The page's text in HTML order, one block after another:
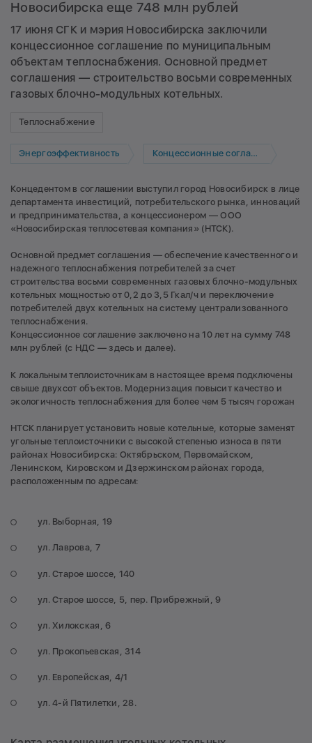
Новосибирска еще 748 млн рублей
17 июня СГК и мэрия Новосибирска заключили
концессионное соглашение по муниципальным
объектам теплоснабжения. Основной предмет
соглашения — строительство восьми современных
газовых блочно-модульных котельных.
Теплоснабжение
Энергоэффективность Концессионные соглашения
Концедентом в соглашении выступил город Новосибирск в лице
департамента инвестиций, потребительского рынка, инноваций
и предпринимательства, а концессионером — ООО
«Новосибирская теплосетевая компания» (НТСК).
Основной предмет соглашения — обеспечение качественного и
надежного теплоснабжения потребителей за счет
строительства восьми современных газовых блочно-модульных
котельных мощностью от 0,2 до 3,5 Гкал/ч и переключение
потребителей двух котельных на систему централизованного
теплоснабжения.
Концессионное соглашение заключено на 10 лет на сумму 748
млн рублей (с НДС — здесь и далее).
К локальным теплоисточникам в настоящее время подключены
свыше двухсот объектов. Модернизация повысит качество и
экологичность теплоснабжения для более чем 5 тысяч горожан
НТСК планирует установить новые котельные, которые заменят
угольные теплоисточники с высокой степенью износа в пяти
районах Новосибирска: Октябрьском, Первомайском,
Ленинском, Кировском и Дзержинском районах города,
расположенным по адресам:
ул. Выборная, 19
ул. Лаврова, 7
ул. Старое шоссе, 140
ул. Старое шоссе, 5, пер. Прибрежный, 9
ул. Хилокская, 6
ул. Прокопьевская, 314
ул. Европейская, 4/1
ул. 4-й Пятилетки, 28.